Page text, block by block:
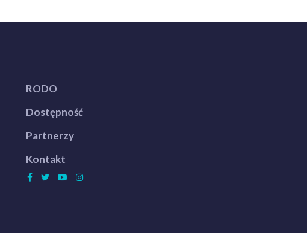
RODO
Dostępność
Partnerzy
Kontakt